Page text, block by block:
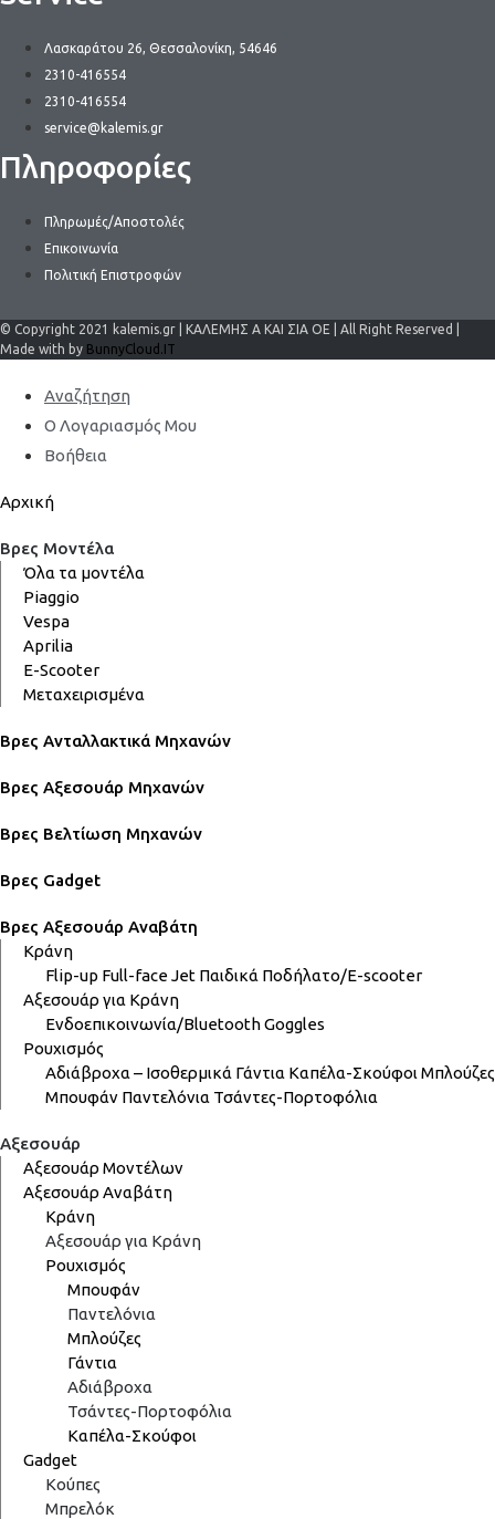
Λασκαράτου 26, Θεσσαλονίκη, 54646
2310-416554
2310-416554
service@kalemis.gr
Πληροφορίες
Πληρωμές/Αποστολές
Επικοινωνία
Πολιτική Επιστροφών
© Copyright 2021 kalemis.gr | ΚΑΛΕΜΗΣ Α ΚΑΙ ΣΙΑ ΟΕ | All Right Reserved |
Made with by BunnyCloud.IT
Αναζήτηση
Ο Λογαριασμός Μου
Βοήθεια
Αρχική
Βρες Μοντέλα
Όλα τα μοντέλα
Piaggio
Vespa
Aprilia
E-Scooter
Μεταχειρισμένα
Βρες Ανταλλακτικά Μηχανών
Βρες Αξεσουάρ Μηχανών
Βρες Βελτίωση Μηχανών
Βρες Gadget
Βρες Αξεσουάρ Αναβάτη
Κράνη
Flip-up Full-faceJet Παιδικά Ποδήλατο/E-scooter
Αξεσουάρ για Κράνη
Ενδοεπικοινωνία/BluetoothGoggles
Ρουχισμός
Αδιάβροχα – Ισοθερμικά Γάντια Καπέλα-Σκούφοι Μπλούζες
Μπουφάν Παντελόνια Τσάντες-Πορτοφόλια
Αξεσουάρ
Αξεσουάρ Μοντέλων
Αξεσουάρ Αναβάτη
Κράνη
Αξεσουάρ για Κράνη
Ρουχισμός
Μπουφάν
Παντελόνια
Μπλούζες
Γάντια
Αδιάβροχα
Τσάντες-Πορτοφόλια
Καπέλα-Σκούφοι
Gadget
Κούπες
Μπρελόκ